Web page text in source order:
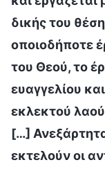
δικής του
οποιοδήποτε
του Θεού, το
ευαγγελίου
εκλεκτού
[…]
εκτελούν οι